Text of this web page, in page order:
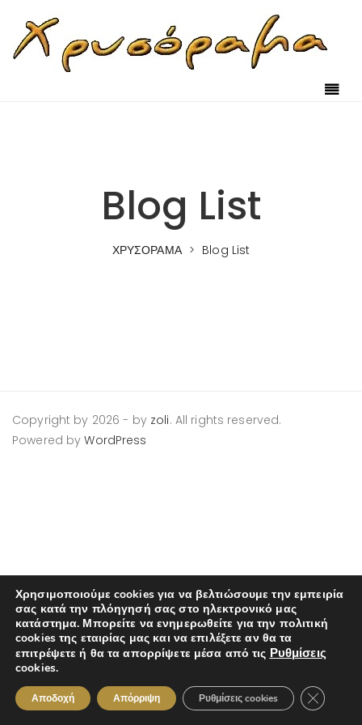
Blog List
ΧΡΥΣΟΡΑΜΑ > Blog List
Copyright by 2026- by zoli. All rights reserved.
Powered byWordPress
Χρησιμοποιούμε cookies για να βελτιώσουμε την εμπειρία
σας κατά την πλόηγησή σας στο ηλεκτρονικό μας
κατάστημα. Μπορείτε να ενημερωθείτε για την πολιτική
cookies της εταιρίας μας και να επιλέξετε αν θα τα
επιτρέψετε ή θα τα απορρίψετε μέσα από τις Ρυθμίσεις
cookies.
Αποδοχή Απόρριψη Ρυθμίσεις cookies Κλείσιμο